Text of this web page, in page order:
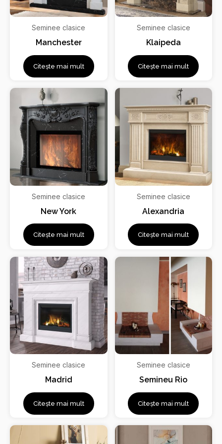
Seminee clasice
Manchester
Citește mai mult
Seminee clasice
Klaipeda
Citește mai mult
Seminee clasice
New York
Citește mai mult
Seminee clasice
Alexandria
Citește mai mult
Seminee clasice
Madrid
Citește mai mult
Seminee clasice
Semineu Rio
Citește mai mult